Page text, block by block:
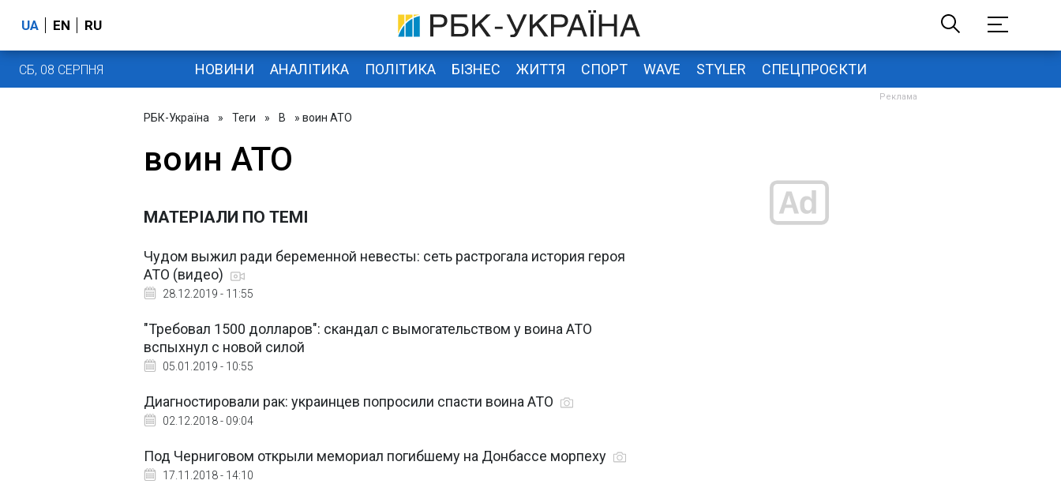
UA EN RU
СБ, 08 СЕРПНЯ НОВИНИ АНАЛІТИКА ПОЛІТИКА БІЗНЕС ЖИТТЯ СПОРТ WAVE STYLER СПЕЦПРОЄКТИ
РБК-Україна » Теги » В » воин АТО
воин АТО
МАТЕРІАЛИ ПО ТЕМІ
Чудом выжил ради беременной невесты: сеть растрогала история героя
АТО (видео)
28.12.2019 - 11:55
"Требовал 1500 долларов": скандал с вымогательством у воина АТО
вспыхнул с новой силой
05.01.2019 - 10:55
Диагностировали рак: украинцев попросили спасти воина АТО
02.12.2018 - 09:04
Под Черниговом открыли мемориал погибшему на Донбассе морпеху
17.11.2018 - 14:10